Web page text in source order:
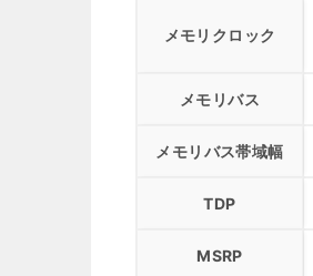
メモリクロック
メモリバス
メモリバス帯域幅
TDP
MSRP